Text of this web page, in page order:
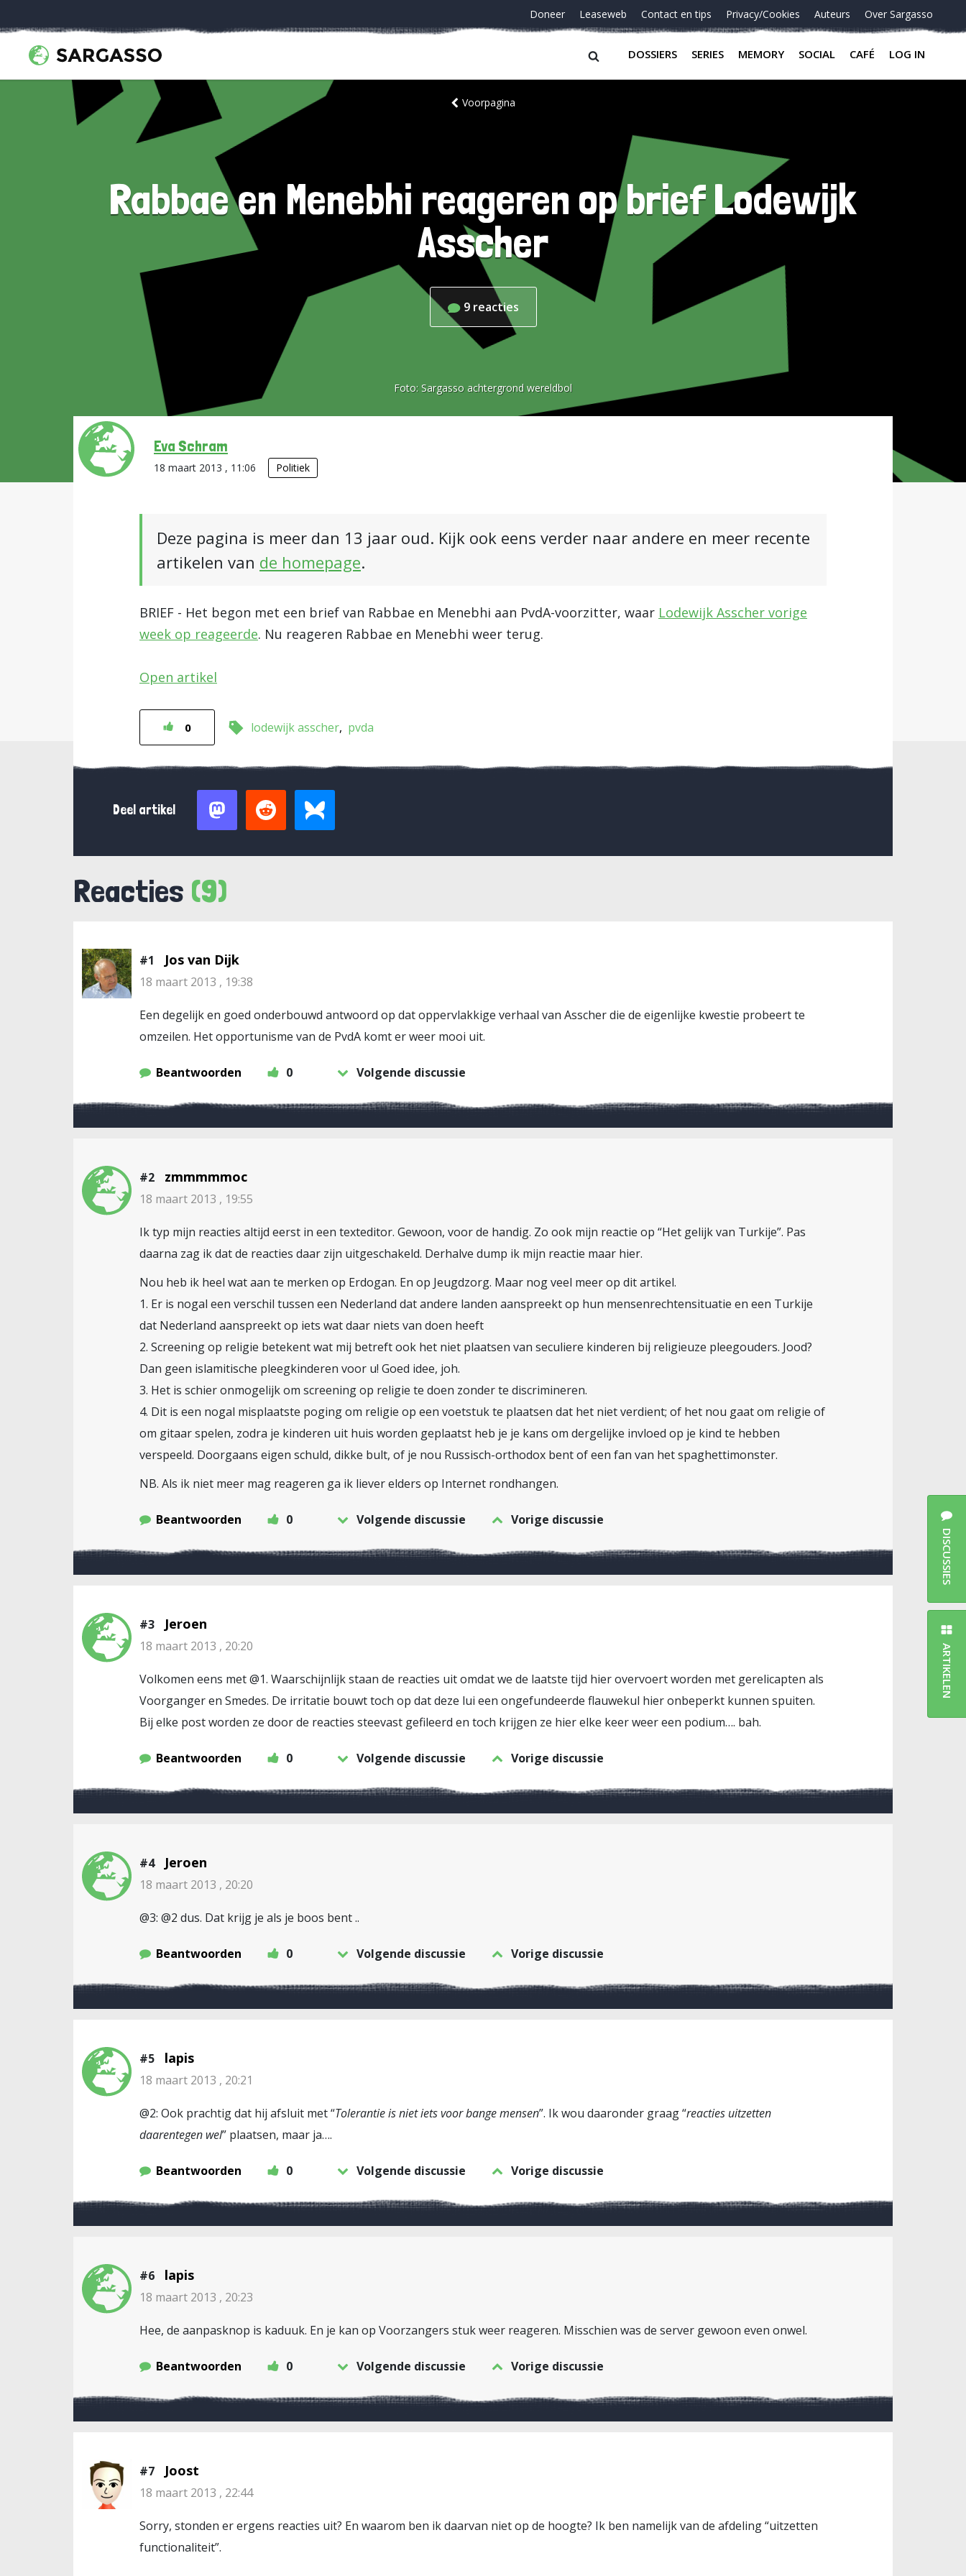
Doneer Leaseweb Contact en tips Privacy/Cookies Auteurs Over Sargasso
DOSSIERS SERIES MEMORY SOCIAL CAFÉ LOG IN
Voorpagina
Rabbae en Menebhi reageren op brief Lodewijk
Asscher
9 reacties
Foto: Sargasso achtergrond wereldbol
Eva Schram
18 maart 2013 , 11:06 Politiek
Deze pagina is meer dan 13 jaar oud. Kijk ook eens verder naar andere en meer recente
artikelen van de homepage.
BRIEF - Het begon met een brief van Rabbae en Menebhi aan PvdA-voorzitter, waar Lodewijk Asscher vorige
week op reageerde. Nu reageren Rabbae en Menebhi weer terug.
Open artikel
0 lodewijk asscher pvda
Deel artikel
Reacties (9)
#1 Jos van Dijk
18 maart 2013 , 19:38
Een degelijk en goed onderbouwd antwoord op dat oppervlakkige verhaal van Asscher die de eigenlijke kwestie probeert te
omzeilen. Het opportunisme van de PvdA komt er weer mooi uit.
Beantwoorden 0 Volgende discussie
#2 zmmmmmoc
18 maart 2013 , 19:55
Ik typ mijn reacties altijd eerst in een texteditor. Gewoon, voor de handig. Zo ook mijn reactie op “Het gelijk van Turkije”. Pas
daarna zag ik dat de reacties daar zijn uitgeschakeld. Derhalve dump ik mijn reactie maar hier.
Nou heb ik heel wat aan te merken op Erdogan. En op Jeugdzorg. Maar nog veel meer op dit artikel.
1. Er is nogal een verschil tussen een Nederland dat andere landen aanspreekt op hun mensenrechtensituatie en een Turkije
dat Nederland aanspreekt op iets wat daar niets van doen heeft
2. Screening op religie betekent wat mij betreft ook het niet plaatsen van seculiere kinderen bij religieuze pleegouders. Jood?
Dan geen islamitische pleegkinderen voor u! Goed idee, joh.
3. Het is schier onmogelijk om screening op religie te doen zonder te discrimineren.
4. Dit is een nogal misplaatste poging om religie op een voetstuk te plaatsen dat het niet verdient; of het nou gaat om religie of
om gitaar spelen, zodra je kinderen uit huis worden geplaatst heb je je kans om dergelijke invloed op je kind te hebben
verspeeld. Doorgaans eigen schuld, dikke bult, of je nou Russisch-orthodox bent of een fan van het spaghettimonster.
NB. Als ik niet meer mag reageren ga ik liever elders op Internet rondhangen.
Beantwoorden 0 Volgende discussie Vorige discussie
#3 Jeroen
18 maart 2013 , 20:20
Volkomen eens met @1. Waarschijnlijk staan de reacties uit omdat we de laatste tijd hier overvoert worden met gerelicapten als
Voorganger en Smedes. De irritatie bouwt toch op dat deze lui een ongefundeerde flauwekul hier onbeperkt kunnen spuiten.
Bij elke post worden ze door de reacties steevast gefileerd en toch krijgen ze hier elke keer weer een podium…. bah.
Beantwoorden 0 Volgende discussie Vorige discussie
#4 Jeroen
18 maart 2013 , 20:20
@3: @2 dus. Dat krijg je als je boos bent ..
Beantwoorden 0 Volgende discussie Vorige discussie
#5 lapis
18 maart 2013 , 20:21
@2: Ook prachtig dat hij afsluit met “Tolerantie is niet iets voor bange mensen”. Ik wou daaronder graag “reacties uitzetten
daarentegen wel” plaatsen, maar ja….
Beantwoorden 0 Volgende discussie Vorige discussie
#6 lapis
18 maart 2013 , 20:23
Hee, de aanpasknop is kaduuk. En je kan op Voorzangers stuk weer reageren. Misschien was de server gewoon even onwel.
Beantwoorden 0 Volgende discussie Vorige discussie
#7 Joost
18 maart 2013 , 22:44
Sorry, stonden er ergens reacties uit? En waarom ben ik daarvan niet op de hoogte? Ik ben namelijk van de afdeling “uitzetten
functionaliteit”.
DISCUSSIES
ARTIKELEN